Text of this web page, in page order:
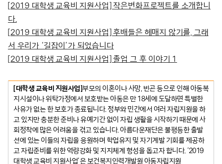
[2019 대학생 교육비 지원사업] 작은변화프로젝트를 소개합니
다.
[2019 대학생 교육비 지원사업] 후배들은 헤매지 않기를, 그래
서 우리가 ‘길잡이’가 되었습니다
[2019 대학생 교육비 지원사업] 졸업 그 후 이야기 1
[대학생 교육비 지원사업]부모의 이혼이나 사망, 빈곤 등으로 인해 아동복
지시설이나 위탁가정에서 보호받는 아동은 만 18세에 도달하면 특별한
사유가 없는 한 보호가 종료됩니다. 정부와 민간에서 여러 자립지원을 하
고 있지만 충분한 준비나 유예기간 없이 자립 생활을 시작하기 때문에 사
회정착에 많은 어려움을 겪고 있습니다. 아름다운재단은 불평등한 출발
선에 있는 이들의 자립을 응원하며 학업유지 및 자기계발 기회를 제공하
고 자립준비를 위한 역량강화 및 지지체계 형성을 돕고자 합니다. ‘2019
대학생 교육비 지원사업’은 보건복지인력개발원 아동자립지원